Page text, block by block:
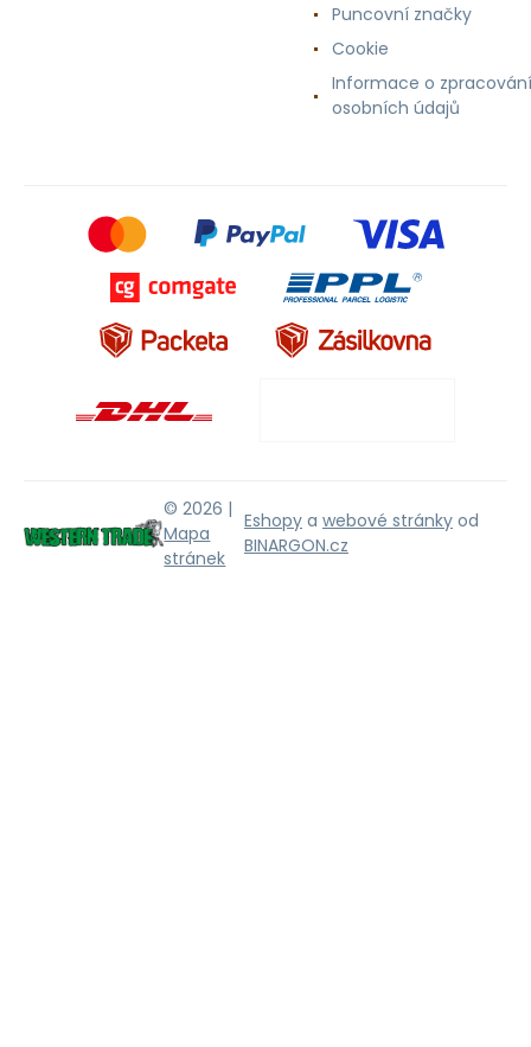
Puncovní značky
Cookie
Informace o zpracování
osobních údajů
© 2026 |
Mapa
stránek
Eshopy a webové stránky od
BINARGON.cz